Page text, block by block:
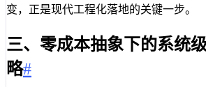
变，正是现代工程化落地的关键一步。
三、零成本抽象下的系统
略#